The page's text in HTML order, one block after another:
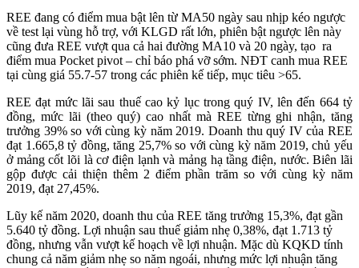
REE đang có điểm mua bật lên từ MA50 ngày sau nhịp kéo ngược
về test lại vùng hỗ trợ, với KLGD rất lớn, phiên bật ngược lên này
cũng đưa REE vượt qua cả hai đường MA10 và 20 ngày, tạo ra
điểm mua Pocket pivot – chỉ báo phá vỡ sớm. NĐT canh mua REE
tại cùng giá 55.7-57 trong các phiên kế tiếp, mục tiêu >65.
REE đạt mức lãi sau thuế cao kỷ lục trong quý IV, lên đến 664 tỷ
đồng, mức lãi (theo quý) cao nhất mà REE từng ghi nhận, tăng
trưởng 39% so với cùng kỳ năm 2019. Doanh thu quý IV của REE
đạt 1.665,8 tỷ đồng, tăng 25,7% so với cùng kỳ năm 2019, chủ yếu
ở mảng cốt lõi là cơ điện lạnh và mảng hạ tầng điện, nước. Biên lãi
gộp được cải thiện thêm 2 điểm phần trăm so với cùng kỳ năm
2019, đạt 27,45%.
Lũy kế năm 2020, doanh thu của REE tăng trưởng 15,3%, đạt gần
5.640 tỷ đồng. Lợi nhuận sau thuế giảm nhẹ 0,38%, đạt 1.713 tỷ
đồng, nhưng vẫn vượt kế hoạch về lợi nhuận. Mặc dù KQKD tính
chung cả năm giảm nhẹ so năm ngoái, nhưng mức lợi nhuận tăng